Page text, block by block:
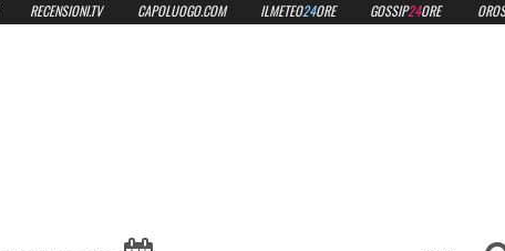
RECENSIONI.TV CAPOLUOGO.COM ILMETEO24ORE GOSSIP24ORE